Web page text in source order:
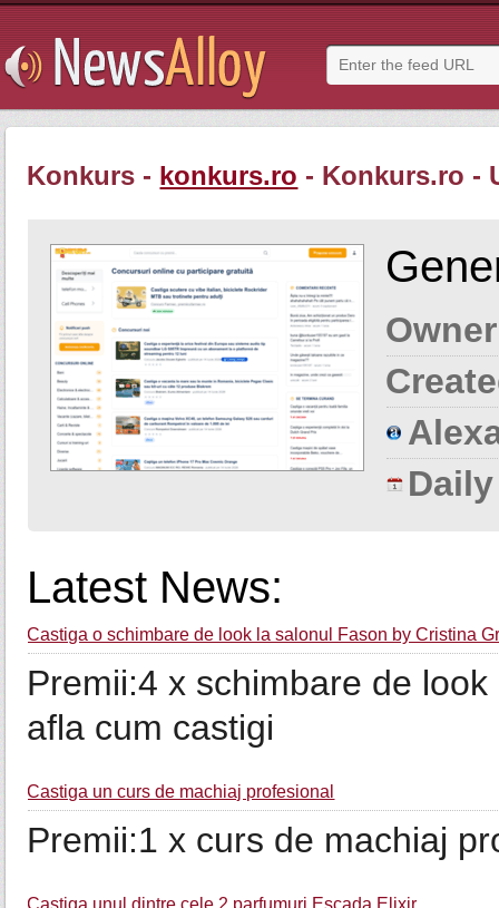
Konkurs - konkurs.ro - Konkurs.ro -
Latest News:
Castiga o schimbare de look la salonul Fason by Cristina
Premii:4 x schimbare de
afla cum castigi
Castiga un curs de machiaj profesional
Premii:1 x curs de machiaj
Castiga unul dintre cele 2 parfumuri Escada Elixir